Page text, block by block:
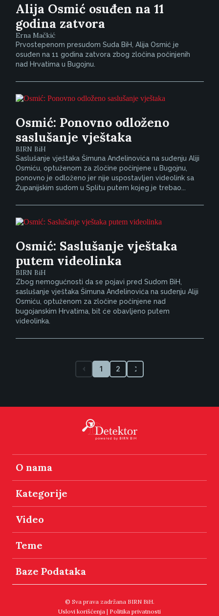
Alija Osmić osuđen na 11
godina zatvora
Erna Mačkić
Prvostepenom presudom Suda BiH, Alija Osmić je
osuđen na 11 godina zatvora zbog zločina počinjenih
nad Hrvatima u Bugojnu.
Osmić: Ponovno odloženo
saslušanje vještaka
BIRN BiH
Saslušanje vještaka Šimuna Anđelinovića na suđenju Aliji
Osmiću, optuženom za zločine počinjene u Bugojnu,
ponovno je odloženo jer nije uspostavljen videolink sa
Županijskim sudom u Splitu putem kojeg je trebao...
Osmić: Saslušanje vještaka
putem videolinka
BIRN BiH
Zbog nemogućnosti da se pojavi pred Sudom BiH,
saslušanje vještaka Šimuna Anđelinovića na suđenju Aliji
Osmiću, optuženom za zločine počinjene nad
bugojanskim Hrvatima, bit će obavljeno putem
videolinka.
1 2
O nama
Kategorije
Video
Teme
Baze Podataka
© Sva prava zadržana BIRN BiH.
Uslovi korišćenja | Politika privatnosti